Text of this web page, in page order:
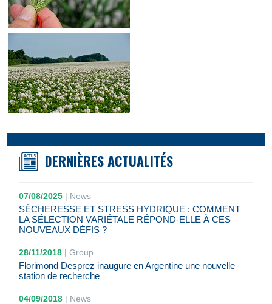
DERNIÈRES ACTUALITÉS
07/08/2025 | News
SÉCHERESSE ET STRESS HYDRIQUE : COMMENT
LA SÉLECTION VARIÉTALE RÉPOND-ELLE À CES
NOUVEAUX DÉFIS ?
28/11/2018 |Group
Florimond Desprez inaugure en Argentine une nouvelle
station de recherche
04/09/2018 | News